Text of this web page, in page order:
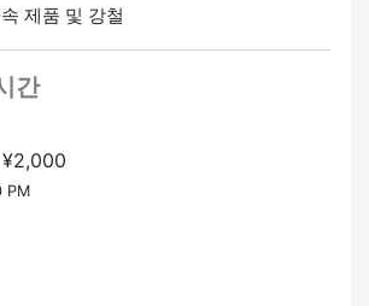
가능합니다!필요한 자격을 취득할 수 있
와 같은 자격을 갖춘 사람을 우대합니
제품 및 강철
간
PM